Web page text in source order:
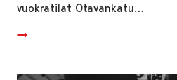
vuokratilat Otavankatu…